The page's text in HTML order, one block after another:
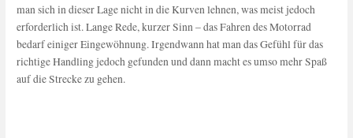
man sich in dieser Lage nicht in die Kurven lehnen, was meist jedoch
erforderlich ist. Lange Rede, kurzer Sinn – das Fahren des Motorrad
bedarf einiger Eingewöhnung. Irgendwann hat man das Gefühl für das
richtige Handling jedoch gefunden und dann macht es umso mehr Spaß
auf die Strecke zu gehen.